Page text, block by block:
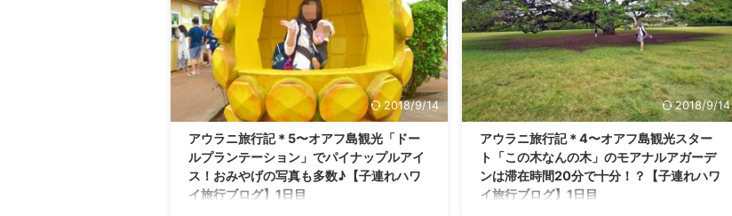
2018/9/14
アウラニ旅行記＊5〜オアフ島観光「ドー
ルプランテーション」でパイナップルアイ
ス！おみやげの写真も多数♪【子連れハワ
イ旅行ブログ】1日目
2018/9/14
アウラニ旅行記＊4〜オアフ島観光スター
ト「この木なんの木」のモアナルアガーデ
ンは滞在時間20分で十分！？【子連れハワ
イ旅行ブログ】1日目